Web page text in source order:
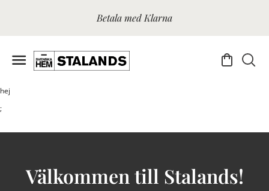
Betala med Klarna
hej
;
Välkommen till Stalands!